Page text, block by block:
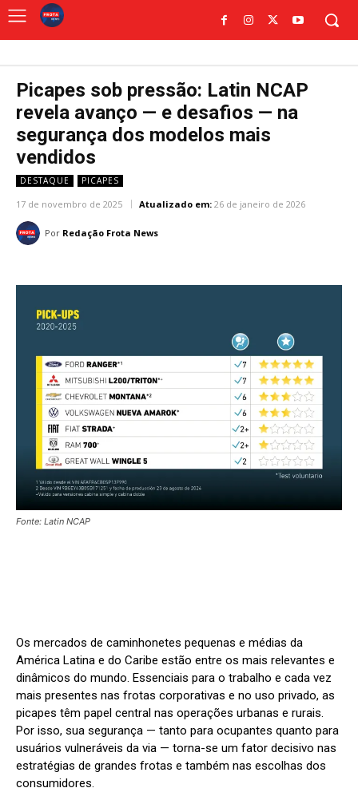
Picapes sob pressão: Latin NCAP
revela avanço — e desafios — na
segurança dos modelos mais
vendidos
DESTAQUE PICAPES
17 de novembro de 2025 Atualizado em: 26 de janeiro de 2026
Por Redação Frota News
Fonte: Latin NCAP
Os mercados de caminhonetes pequenas e médias da
América Latina e do Caribe estão entre os mais relevantes e
dinâmicos do mundo. Essenciais para o trabalho e cada vez
mais presentes nas frotas corporativas e no uso privado, as
picapes têm papel central nas operações urbanas e rurais.
Por isso, sua segurança — tanto para ocupantes quanto para
usuários vulneráveis da via — torna-se um fator decisivo nas
estratégias de grandes frotas e também nas escolhas dos
consumidores.